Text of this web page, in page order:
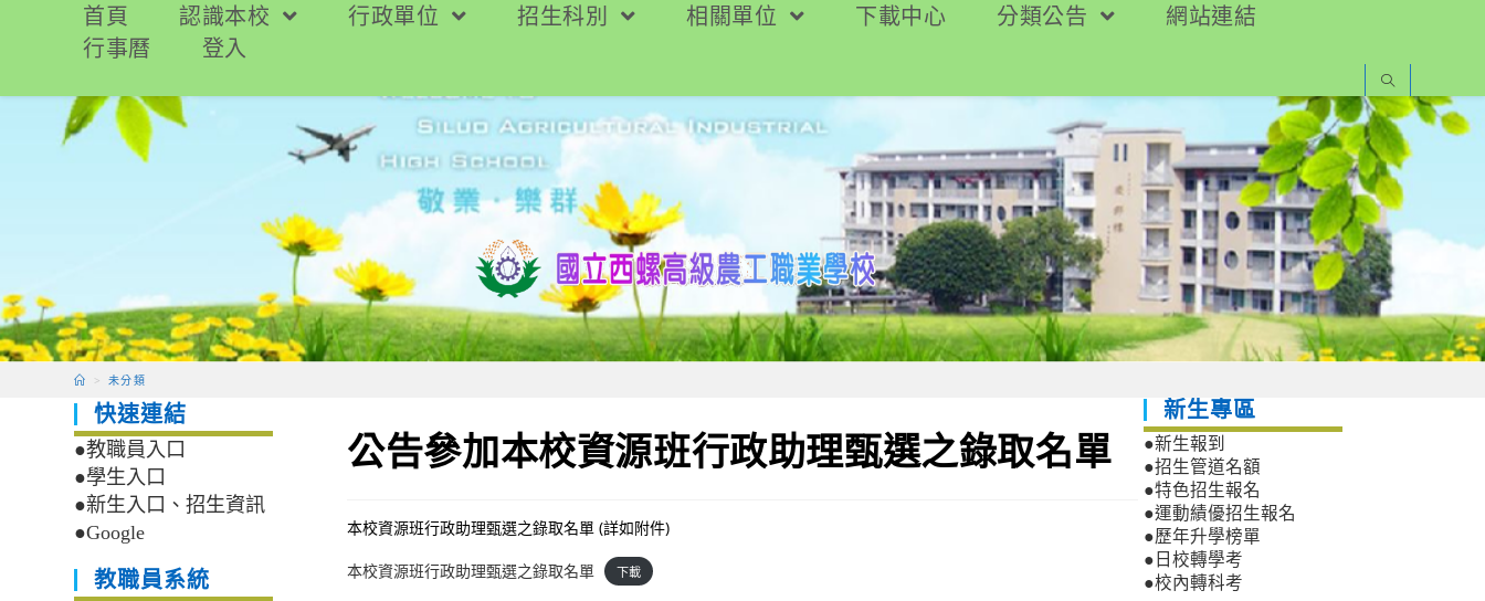
要
首頁 認識本校 行政單位 招生科別 相關單位 下載中心 分類公告
網站連結
行事曆
登入
> 未分類
公告參加本校資源班行政助理甄選之錄取名單
本校資源班行政助理甄選之錄取名單 (詳如附件)
本校資源班行政助理甄選之錄取名單 下載
快速連結
●教職員入口
●學生入口
●新生入口、招生資訊
●Google
教職員系統
新生專區
●新生報到
●招生管道名額
●特色招生報名
●運動績優招生報名
●歷年升學榜單
●日校轉學考
●校內轉科考